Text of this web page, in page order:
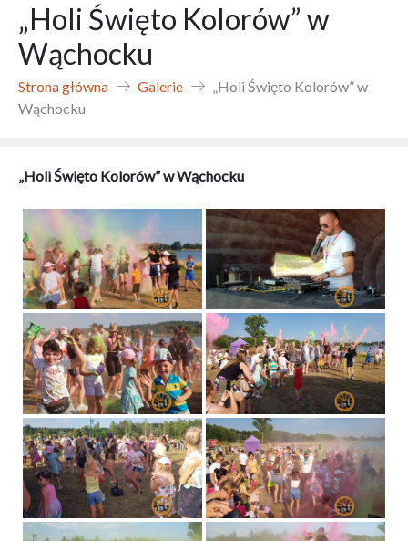
„Holi Święto Kolorów” w
Wąchocku
Strona główna Galerie
„Holi Święto Kolorów” w
Wąchocku
„Holi Święto Kolorów” w Wąchocku